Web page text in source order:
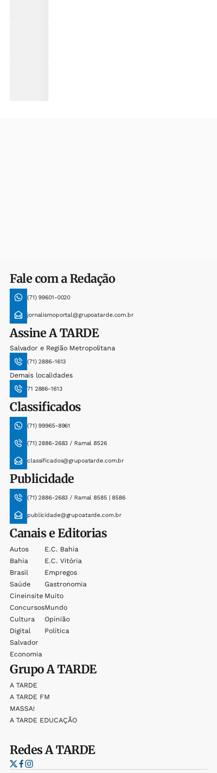
Fale com a Redação
(71) 99601-0020
jornalismoportal@grupoatarde.com.br
AssineA TARDE
Salvador e Região Metropolitana
(71) 2886-1613
Demais localidades
71 2886-1613
Classificados
(71) 99965-8961
(71) 2886-2683 / Ramal 8526
classificados@grupoatarde.com.br
Publicidade
(71) 2886-2683 / Ramal 8585 | 8586
publicidade@grupoatarde.com.br
Canais e Editorias
Autos
Bahia
Brasil
Saúde
Cineinsite
Concursos
Cultura
Digital
Salvador
Economia
E.c. Bahia
E.c. Vitória
Empregos
Gastronomia
Muito
Mundo
Opinião
Política
GrupoA TARDE
A TARDE
A TARDE FM
MASSA!
A TARDE EDUCAÇÃO
RedesA TARDE